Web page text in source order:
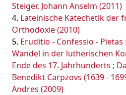
Steiger, Johann Anselm (2011)
Lateinische Katechetik der
Orthodoxie (2010)
Eruditio - Confessio -
Wandel in der lutherischen
Ende des 17. Jahrhunderts ;
Benedikt Carpzovs (1639 -
Andres (2009)